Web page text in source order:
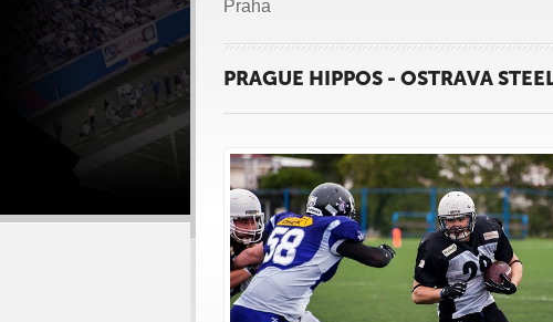
Praha
PRAGUE HIPPOS - OSTRAVA